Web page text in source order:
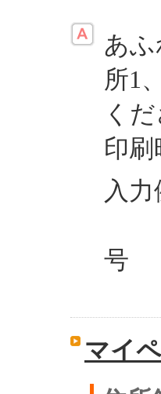
あ
所1
くだ
印
入
「
号
マイ